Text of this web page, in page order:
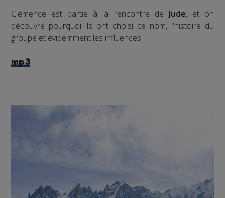
Clémence est partie à la rencontre de Jude, et on
découvre pourquoi ils ont choisi ce nom, l'histoire du
groupe et évidemment les influences.
mp3